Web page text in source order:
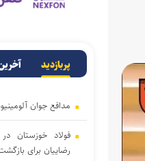
پربازدید
مدافع جوان
فولاد خوزستان
رضاییان برای